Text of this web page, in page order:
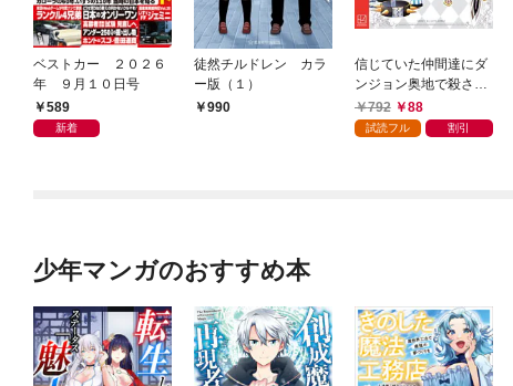
ベストカー ２０２６
年 ９月１０日号
589
新着
徒然チルドレン カラ
ー版（１）
990
信じていた仲間達にダ
ンジョン奥地で殺され
かけたがギフト『無限
ガチャ』でレベル９９
792 88
試読フル 割引
少年マンガのおすすめ本